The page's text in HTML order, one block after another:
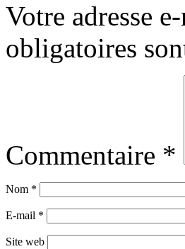
Votre adresse
obligatoires
Commentaire *
Nom *
E-mail *
Site web